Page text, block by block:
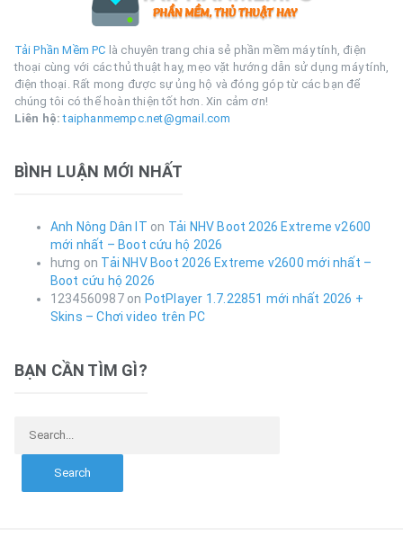
Tải Phần Mềm PC là chuyên trang chia sẻ phần mềm máy tính, điện
thoại cùng với các thủ thuật hay, mẹo vặt hướng dẫn sử dụng máy tính,
điện thoại. Rất mong được sự ủng hộ và đóng góp từ các bạn để
chúng tôi có thể hoàn thiện tốt hơn. Xin cảm ơn!
Liên hệ: taiphanmempc.net@gmail.com
BÌNH LUẬN MỚI NHẤT
Anh Nông Dân IT on Tải NHV Boot 2026 Extreme v2600
mới nhất – Boot cứu hộ 2026
hưng on Tải NHV Boot 2026 Extreme v2600 mới nhất –
Boot cứu hộ 2026
1234560987on PotPlayer 1.7.22851 mới nhất 2026 +
Skins – Chơi video trên PC
BẠN CẦN TÌM GÌ?